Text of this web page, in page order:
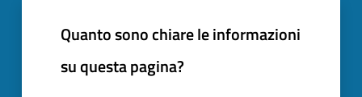
Quanto sono chiare le informazioni
su questa pagina?